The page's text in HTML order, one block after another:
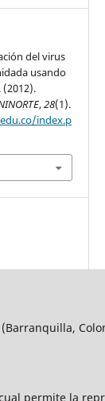
del virus
usando
,28(1).
index.p
permite la